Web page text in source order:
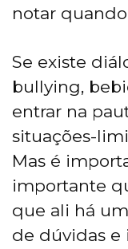
notar
Se existe
bullying,
entrar na
situações-
Mas é
importante
que ali há
de dúvidas e